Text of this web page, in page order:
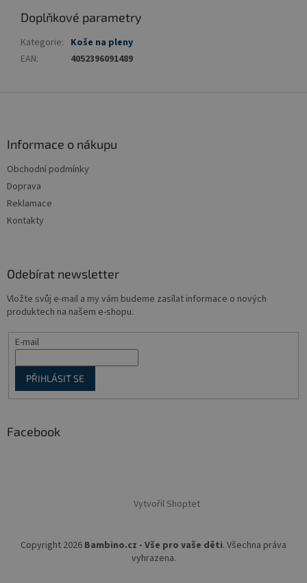
Doplňkové parametry
Kategorie: Koše na pleny
EAN: 4052396091489
Informace o nákupu
Obchodní podmínky
Doprava
Reklamace
Kontakty
Odebírat newsletter
Vložte svůj e-mail a my vám budeme zasílat informace o nových
produktech na našem e-shopu.
E-mail
PŘIHLÁSIT SE
Facebook
Vytvořil Shoptet
Copyright 2026 Bambino.cz - Vše pro vaše děti. Všechna práva
vyhrazena.